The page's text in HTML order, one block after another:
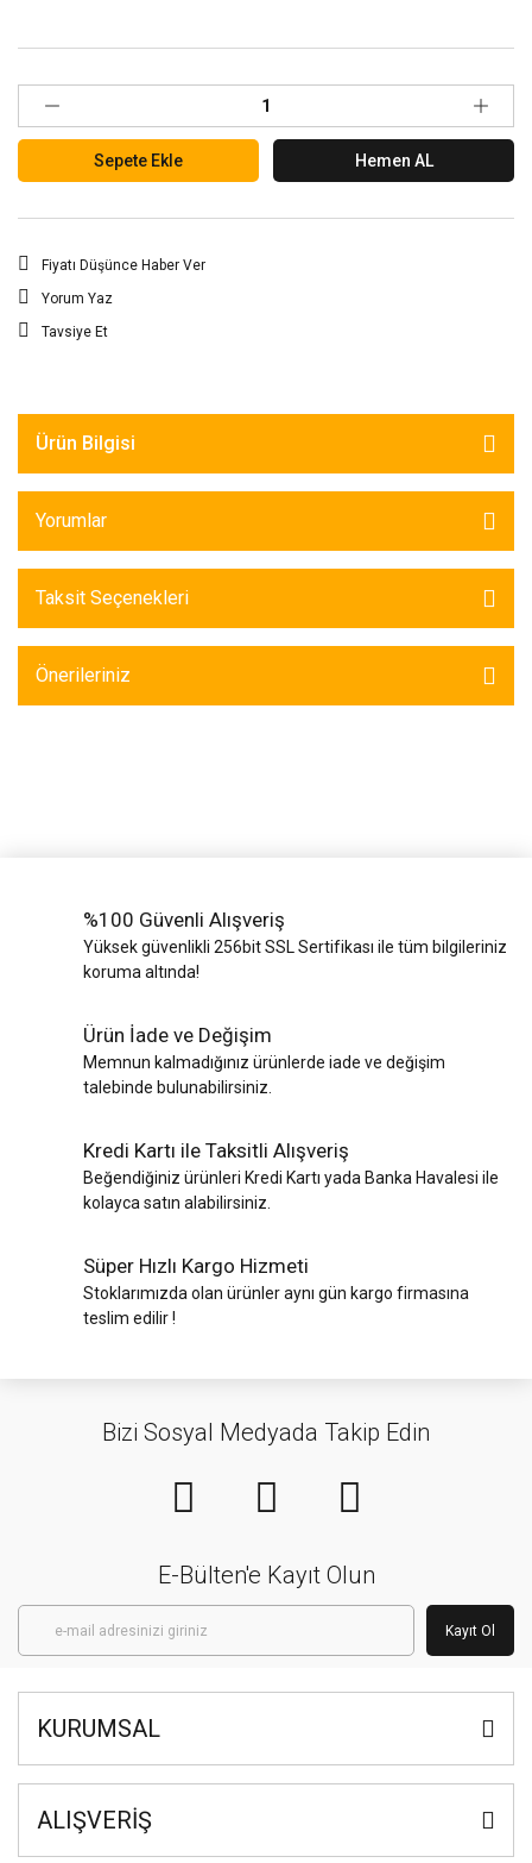
Sepete Ekle Hemen AL
Fiyatı Düşünce Haber Ver
Yorum Yaz
Tavsiye Et
Ürün Bilgisi
Yorumlar
Taksit Seçenekleri
Önerileriniz
%100 Güvenli Alışveriş
Yüksek güvenlikli 256bit SSL Sertifikası ile tüm bilgileriniz
koruma altında!
Ürün İade ve Değişim
Memnun kalmadığınız ürünlerde iade ve değişim
talebinde bulunabilirsiniz.
Kredi Kartı ile Taksitli Alışveriş
Beğendiğiniz ürünleri Kredi Kartı yada Banka Havalesi ile
kolayca satın alabilirsiniz.
Süper Hızlı Kargo Hizmeti
Stoklarımızda olan ürünler aynı gün kargo firmasına
teslim edilir !
Bizi Sosyal Medyada Takip Edin
E-Bülten'e Kayıt Olun
Kayıt Ol
KURUMSAL
ALIŞVERİŞ